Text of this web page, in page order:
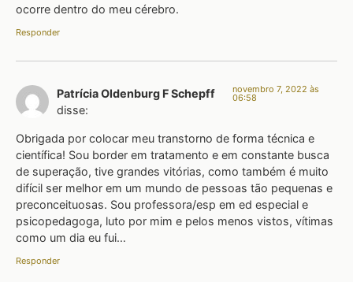
ocorre dentro do meu cérebro.
Responder
Patrícia Oldenburg F Schepff
disse:
novembro 7, 2022 às
06:58
Obrigada por colocar meu transtorno de forma técnica e
científica! Sou border em tratamento e em constante busca
de superação, tive grandes vitórias, como também é muito
difícil ser melhor em um mundo de pessoas tão pequenas e
preconceituosas. Sou professora/esp em ed especial e
psicopedagoga, luto por mim e pelos menos vistos, vítimas
como um dia eu fui…
Responder